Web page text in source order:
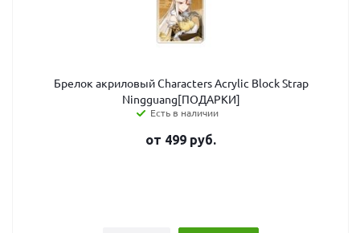
Брелок акриловый Characters Acrylic Block Strap
Ningguang[ПОДАРКИ]
Есть в наличии
от 499 руб.